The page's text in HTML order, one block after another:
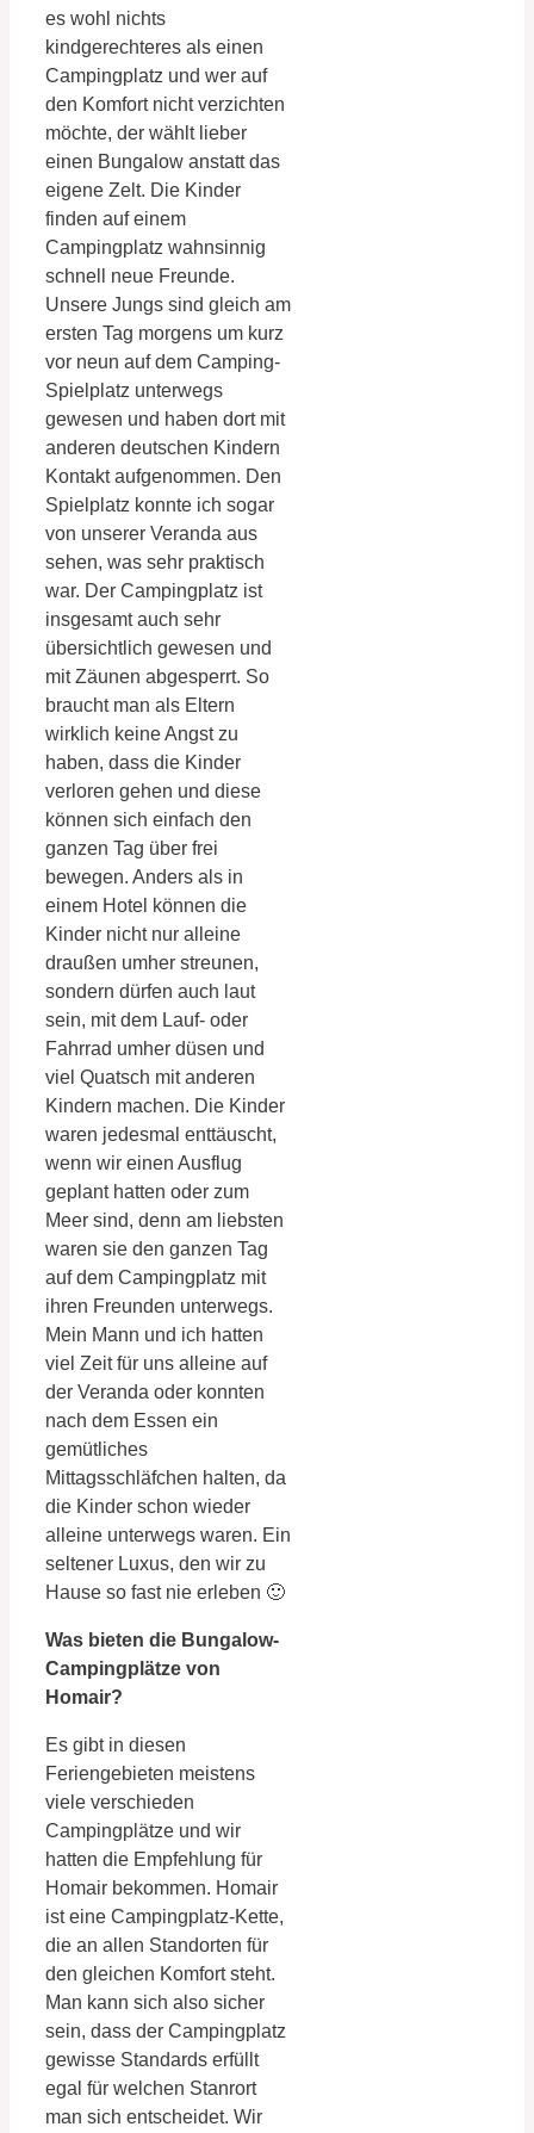
es wohl nichts
kindgerechteres als einen
Campingplatz und wer auf
den Komfort nicht verzichten
möchte, der wählt lieber
einen Bungalow anstatt das
eigene Zelt. Die Kinder
finden auf einem
Campingplatz wahnsinnig
schnell neue Freunde.
Unsere Jungs sind gleich am
ersten Tag morgens um kurz
vor neun auf dem Camping-
Spielplatz unterwegs
gewesen und haben dort mit
anderen deutschen Kindern
Kontakt aufgenommen. Den
Spielplatz konnte ich sogar
von unserer Veranda aus
sehen, was sehr praktisch
war. Der Campingplatz ist
insgesamt auch sehr
übersichtlich gewesen und
mit Zäunen abgesperrt. So
braucht man als Eltern
wirklich keine Angst zu
haben, dass die Kinder
verloren gehen und diese
können sich einfach den
ganzen Tag über frei
bewegen. Anders als in
einem Hotel können die
Kinder nicht nur alleine
draußen umher streunen,
sondern dürfen auch laut
sein, mit dem Lauf- oder
Fahrrad umher düsen und
viel Quatsch mit anderen
Kindern machen. Die Kinder
waren jedesmal enttäuscht,
wenn wir einen Ausflug
geplant hatten oder zum
Meer sind, denn am liebsten
waren sie den ganzen Tag
auf dem Campingplatz mit
ihren Freunden unterwegs.
Mein Mann und ich hatten
viel Zeit für uns alleine auf
der Veranda oder konnten
nach dem Essen ein
gemütliches
Mittagsschläfchen halten, da
die Kinder schon wieder
alleine unterwegs waren. Ein
seltener Luxus, den wir zu
Hause so fast nie erleben 🙂
Was bieten die Bungalow-
Campingplätze von
Homair?
Es gibt in diesen
Feriengebieten meistens
viele verschieden
Campingplätze und wir
hatten die Empfehlung für
Homair bekommen. Homair
ist eine Campingplatz-Kette,
die an allen Standorten für
den gleichen Komfort steht.
Man kann sich also sicher
sein, dass der Campingplatz
gewisse Standards erfüllt
egal für welchen Stanrort
man sich entscheidet. Wir